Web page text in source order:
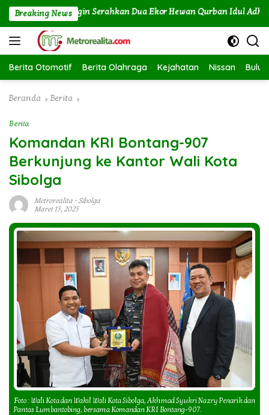
Langsung
Breaking News
Labuhan Angin Serahkan Dua Ekor Hewan Qurban Idul Adha
Berita Otomotif Berita Olahraga Kejahatan Nissan
Beranda Berita
Berita
Komandan KRI Bontang-907
Berkunjung ke Kantor Wali Kota
Sibolga
Metrorealita -Sibolga
Maret 15, 2025
Foto : Wali Kota dan Wakil Wali Kota Sibolga, Akhmad Syukri Nazry Penarik dan
Pantas Lumbantobing, bersama Komandan KRI Bontang-907.